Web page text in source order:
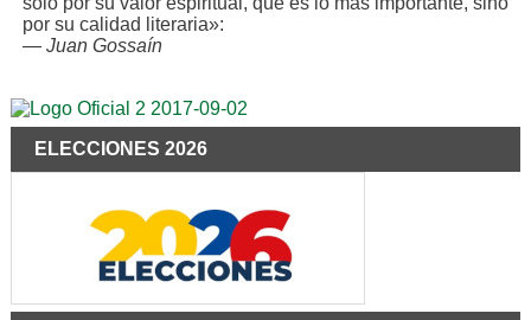
por su calidad literaria»:
— Juan Gossaín
ELECCIONES 2026